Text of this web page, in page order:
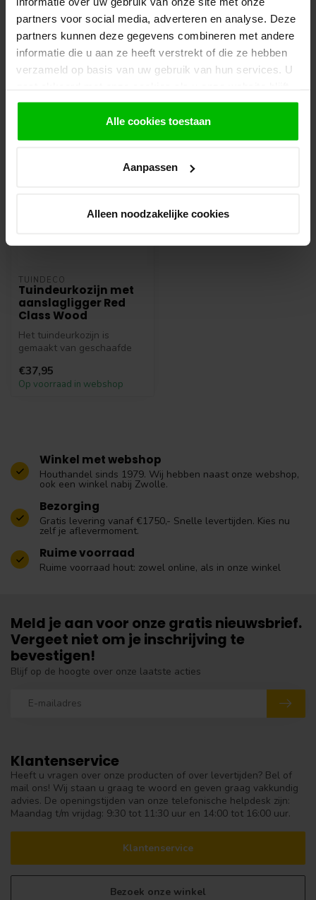
partners voor social media, adverteren en analyse. Deze
partners kunnen deze gegevens combineren met andere
informatie die u aan ze heeft verstrekt of die ze hebben
verzameld op basis van uw gebruik van hun services. U
gebruiken.
Alle cookies toestaan
Aanpassen
Alleen noodzakelijke cookies
eventueel artikelen die niet voorradig zijn bij
onze leverancier. Dit doen wij alleen wanneer
uw bestelling vooraf per iDeal voldaan is.
Recent bekeken
TUINDECO
Tuindeurkozijn met
aanslagligger Red
Class Wood
Het tuindeurkozijn is
gemaakt van geschaafde
Wood balken ...
€37,95
Op voorraad in webshop
Winkel met webshop
Houthandel sinds 1979. Wij hebben naast onze webshop,
ook een winkel nabij Zwolle.
Bezorging
Gratis levering vanaf €1750,- Snelle levertijden. Kies nu
zelf je aflevermoment.
Ruime voorraad
Ruime voorraad hout: zowel online, als in onze winkel
Klantenservice
Heeft u vragen over onze producten of over levertijden? Bel of
mail ons! Wij staan u graag te woord en geven graag vakkundig
advies. De openingstijden van onze telefonische helpdesk zijn:
Maandag t/m vrijdag: 9:30 tot 11:30 uur en 14:00 tot 16:00 uur.
Klantenservice
Bezoek onze winkel
Meld je aan voor onze gratis nieuwsbrief.
Vergeet niet om je inschrijving te
bevestigen!
Blijf op de hoogte over onze laatste acties